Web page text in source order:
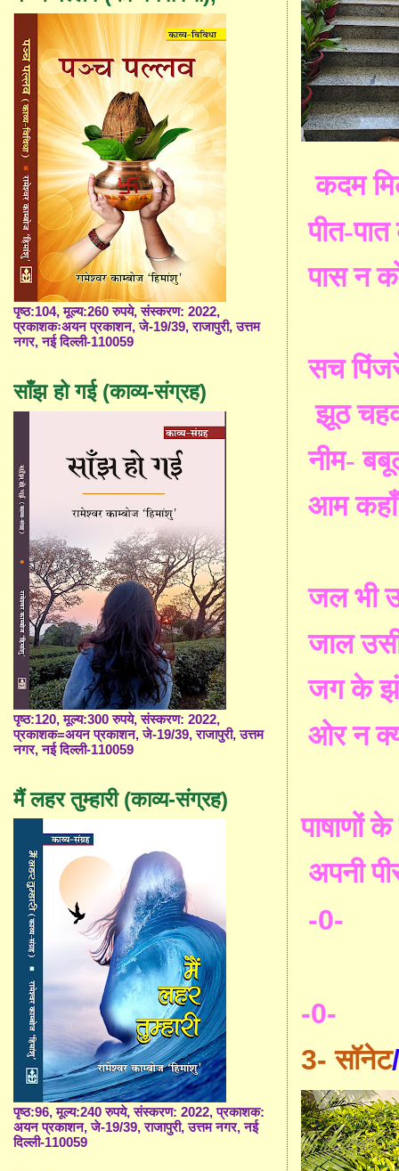
कदम
पीत-
पास न
सच
झूठ
नीम-
आम
जल भी
जाल
जग के
ओर न
पाषाणों
अपनी
-0-
-0-
3-सॉनेट
पृष्ठ:104, मूल्य:260 रुपये, संस्करण: 2022,
प्रकाशकःअयन प्रकाशन, जे-19/39, राजापुरी, उत्तम
नगर, नई दिल्ली-110059
साँझ हो गई (काव्य-संग्रह)
पृष्ठ:120, मूल्य:300 रुपये, संस्करण: 2022,
प्रकाशक=अयन प्रकाशन, जे-19/39, राजापुरी, उत्तम
नगर, नई दिल्ली-110059
मैं लहर तुम्हारी (काव्य-संग्रह)
पृष्ठ:96, मूल्य:240 रुपये, संस्करण: 2022, प्रकाशक:
अयन प्रकाशन, जे-19/39, राजापुरी, उत्तम नगर, नई
दिल्ली-110059